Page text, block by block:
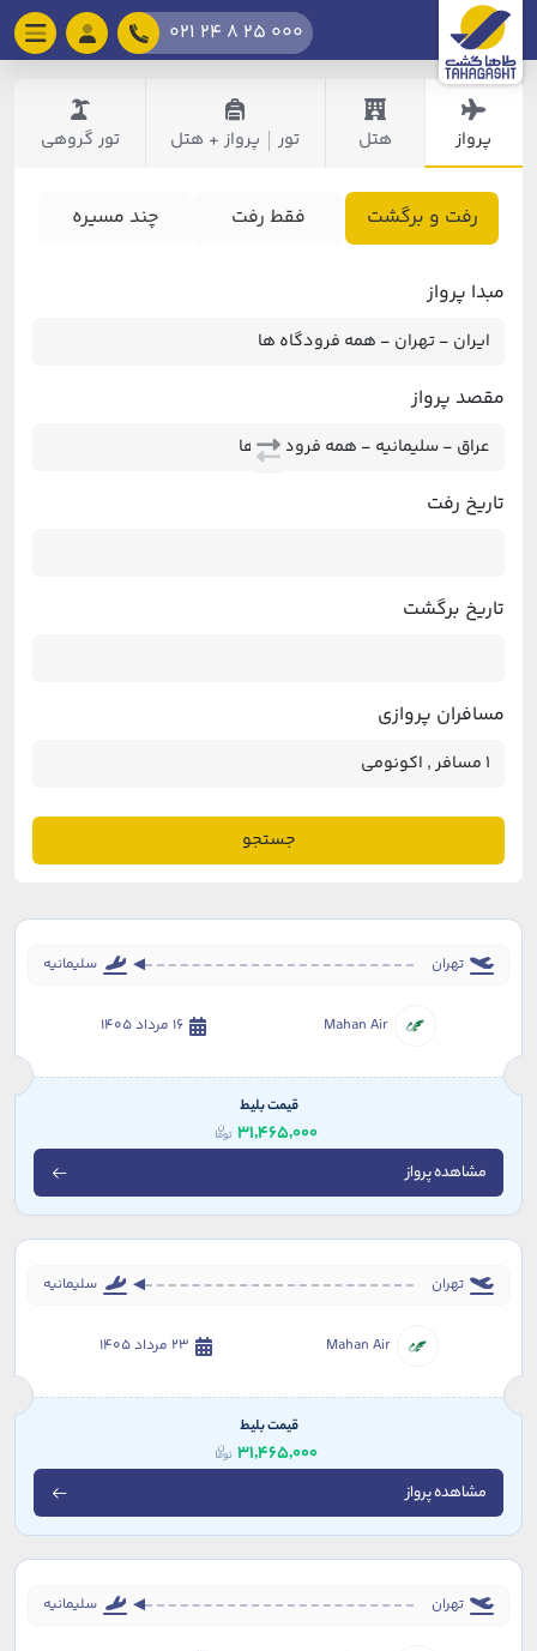
021 24 8 25 000
پرواز هتل تور پرواز + هتل تور گروهی
رفت و برگشت فقط رفت چند مسیره
مبدا پرواز
مقصد پرواز
تاریخ رفت
تاریخ برگشت
مسافران پروازی
جستجو
تهران سلیمانیه
Mahan Air 16 مرداد 1405
قیمت بلیط
31,465,000
مشاهده پرواز
تهران سلیمانیه
Mahan Air 23 مرداد 1405
قیمت بلیط
31,465,000
مشاهده پرواز
تهران سلیمانیه